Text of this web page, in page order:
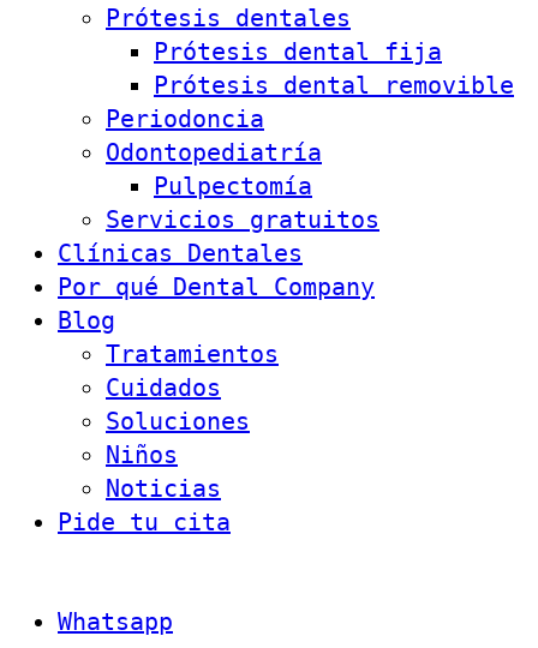
Prótesis dentales
Prótesis dental fija
Prótesis dental removible
Periodoncia
Odontopediatría
Pulpectomía
Servicios gratuitos
Clínicas Dentales
Por qué Dental Company
Blog
Tratamientos
Cuidados
Soluciones
Niños
Noticias
Pide tu cita
Whatsapp